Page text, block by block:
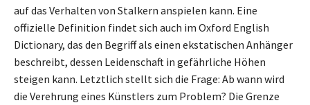
auf das Verhalten von Stalkern anspielen kann. Eine
offizielle Definition findet sich auch im Oxford English
Dictionary, das den Begriff als einen ekstatischen Anhänger
beschreibt, dessen Leidenschaft in gefährliche Höhen
steigen kann. Letztlich stellt sich die Frage: Ab wann wird
die Verehrung eines Künstlers zum Problem? Die Grenze